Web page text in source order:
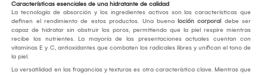
Características esenciales de una hidratante de calidad
La tecnología de absorción y los ingredientes activos son las características que
definen el rendimiento de estos productos. Una buena loción corporal
debe ser
capaz de hidratar sin obstruir los poros, permitiendo que la piel respire mientras
recibe los nutrientes. La mayoría de las presentaciones actuales cuentan con
vitaminas E y C, antioxidantes que combaten los radicales libres y unifican el tono de
la piel.
La versatilidad en las fragancias y texturas es otra característica clave. Mientras que